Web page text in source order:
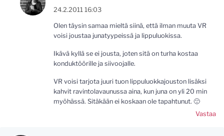
24.2.2011 16:03
Olen täysin samaa mieltä siinä, että ilman muuta VR
voisi joustaa junatyypeissä ja lippuluokissa.
Ikävä kyllä se ei jousta, joten sitä on turha kostaa
konduktöörille ja siivoojalle.
VR voisi tarjota juuri tuon lippuluokkajouston lisäksi
kahvit ravintolavaunussa aina, kun juna on yli 20 min
myöhässä. Sitäkään ei koskaan ole tapahtunut. 🙁
Vastaa